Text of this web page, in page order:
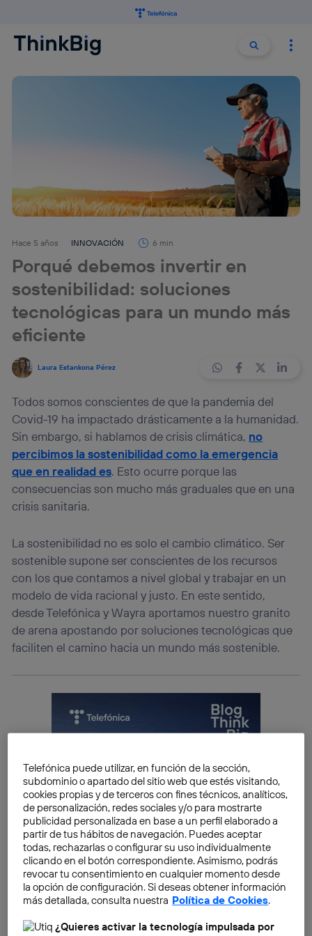
Buscar
Hace 5 años INNOVACIÓN 6 min
Porqué debemos invertir en
sostenibilidad: soluciones
tecnológicas para un mundo más
eficiente
Laura Estankona Pérez
Todos somos conscientes de que la pandemia del
Covid-19 ha impactado drásticamente a la humanidad.
Sin embargo, si hablamos de crisis climática, no
percibimos la sostenibilidad como la emergencia
que en realidad es. Esto ocurre porque las
consecuencias son mucho más graduales que en una
crisis sanitaria.
La sostenibilidad no es solo el cambio climático. Ser
sostenible supone ser conscientes de los recursos
con los que contamos a nivel global y trabajar en un
modelo de vida racional y justo. En este sentido,
desde Telefónica y Wayra aportamos nuestro granito
de arena apostando por soluciones tecnológicas que
faciliten el camino hacia un mundo más sostenible.
Telefónica puede utilizar, en función de la sección,
subdominio o apartado del sitio web que estés visitando,
cookies propias y de terceros con fines técnicos, analíticos,
de personalización, redes sociales y/o para mostrarte
publicidad personalizada en base a un perfil elaborado a
partir de tus hábitos de navegación. Puedes aceptar
todas, rechazarlas o configurar su uso individualmente
clicando en el botón correspondiente. Asimismo, podrás
revocar tu consentimiento en cualquier momento desde
la opción de configuración. Si deseas obtener información
más detallada, consulta nuestra Política de Cookies.
¿Quieres activar la tecnología impulsada por